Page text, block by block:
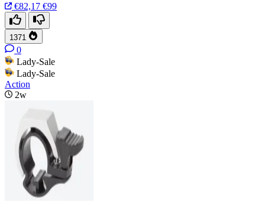
€82,17 €99
1371
0
Lady-Sale
Lady-Sale
Action
2w